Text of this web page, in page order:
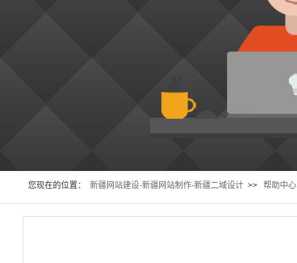
您现在的位置： 新疆网站建设-新疆网站制作-新疆二域设计 >> 帮助中心